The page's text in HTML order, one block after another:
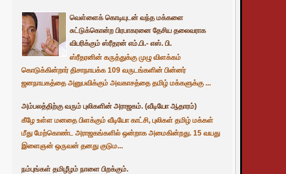
வெள்ளைக் கொடியுடன் வந்த மக்களை
சுட்டுக்கொன்ற பிரபாகரனை தேசிய தலைவராக
விபரிக்கும் ஸ்ரீதரன் எம்.பி.- எஸ். பி.
ஸ்ரீதரனின் கருத்துக்கு முழு விளக்கம்
கொடுக்கின்றார் திசாநாயக்க 109 வருடங்களின் பின்னர்
ஜனநாயகத்தை அனுபவிக்கும் அவகாசத்தை தமிழ் மக்களுக்கு ...
அம்பலத்திற்கு வரும் புலிகளின் அராஜகம். (வீடியோ ஆதாரம்)
கீழே உள்ள மனதை பிளக்கும் வீடியோ காட்சி, புலிகள் தமிழ் மக்கள்
மீது மேற்கொண்ட அராஜகங்களில் ஒன்றாக அமைகின்றது. 15 வயது
இளைஞன் ஒருவன் தனது குடும...
நம்புங்கள் தமிழீழம் நாளை பிறக்கும்.